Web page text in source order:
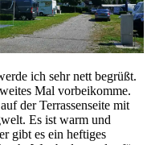
ich sehr nett begrüßt.
Mal vorbeikomme.
der Terrassenseite mit
Es ist warm und
gibt es ein heftiges